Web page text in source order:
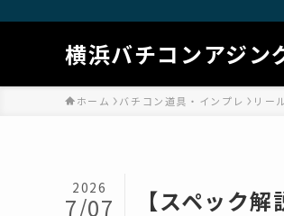
横浜バチコンアジン
ホーム バチコン道具・インプレ リー
【スペック
2026
7/07